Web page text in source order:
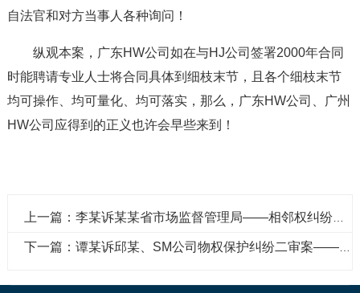
自法官和对方当事人各种询问！
纵观本案，广东HW公司如在与HJ公司签署2000年合同
时能聘请专业人士将合同具体到细枝末节，且各个细枝末节
均可操作、均可量化、均可落实，那么，广东HW公司、广州
HW公司应得到的正义也许会早些来到！
上一篇：李某诉某某省市场监督管理局——相邻权纠纷案
下一篇：谭某诉邱某、SM公司物权保护纠纷二审案——辨析“买卖不破租赁”之例外情形